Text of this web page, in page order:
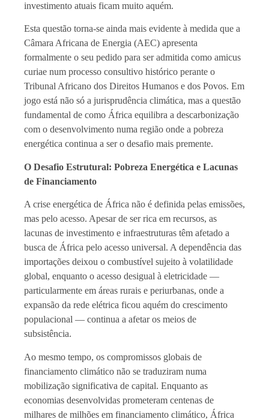
investimento atuais ficam muito aquém.
Esta questão torna-se ainda mais evidente à medida que a
Câmara Africana de Energia (AEC) apresenta
formalmente o seu pedido para ser admitida como amicus
curiae num processo consultivo histórico perante o
Tribunal Africano dos Direitos Humanos e dos Povos. Em
jogo está não só a jurisprudência climática, mas a questão
fundamental de como África equilibra a descarbonização
com o desenvolvimento numa região onde a pobreza
energética continua a ser o desafio mais premente.
O Desafio Estrutural: Pobreza Energética e Lacunas
de Financiamento
A crise energética de África não é definida pelas emissões,
mas pelo acesso. Apesar de ser rica em recursos, as
lacunas de investimento e infraestruturas têm afetado a
busca de África pelo acesso universal. A dependência das
importações deixou o combustível sujeito à volatilidade
global, enquanto o acesso desigual à eletricidade —
particularmente em áreas rurais e periurbanas, onde a
expansão da rede elétrica ficou aquém do crescimento
populacional — continua a afetar os meios de
subsistência.
Ao mesmo tempo, os compromissos globais de
financiamento climático não se traduziram numa
mobilização significativa de capital. Enquanto as
economias desenvolvidas prometeram centenas de
milhares de milhões em financiamento climático, África